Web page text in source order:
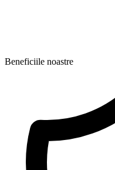
Beneficiile noastre